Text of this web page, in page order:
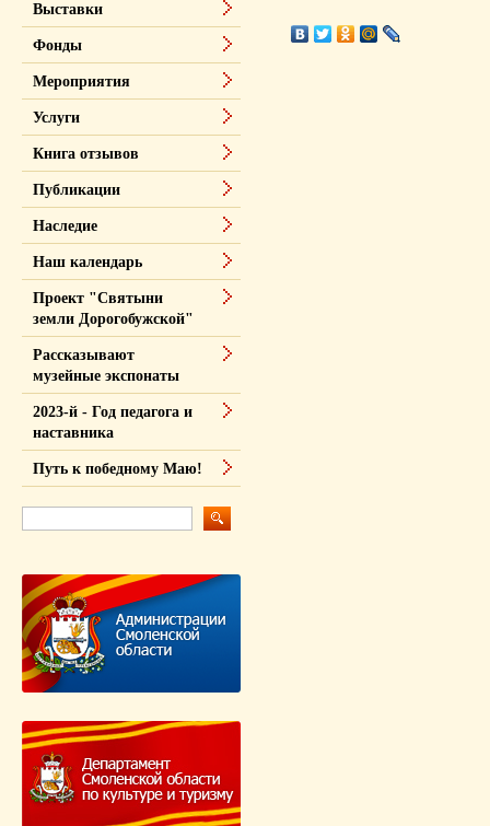
Выставки
Фонды
Мероприятия
Услуги
Книга отзывов
Публикации
Наследие
Наш календарь
Проект "Святыни
земли Дорогобужской"
Рассказывают
музейные экспонаты
2023-й - Год педагога и
наставника
Путь к победному Маю!